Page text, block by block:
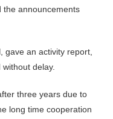
the announcements
gave an activity report,
delay.
three years due to
long time cooperation